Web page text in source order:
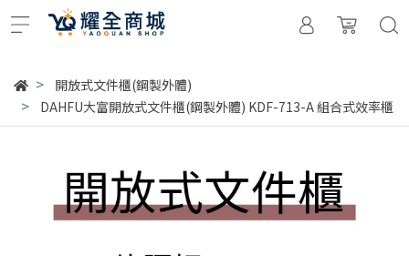
開放式文件櫃(鋼製外體)
DAHFU大富開放式文件櫃(鋼製外體) KDF-713-A 組合式效率櫃